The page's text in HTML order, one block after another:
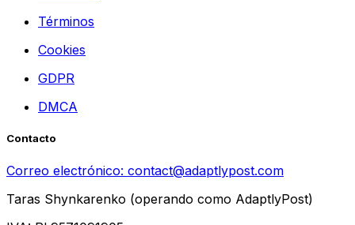
Términos
Cookies
GDPR
DMCA
Contacto
Correo electrónico: contact@adaptlypost.com
Taras Shynkarenko (operando como AdaptlyPost)